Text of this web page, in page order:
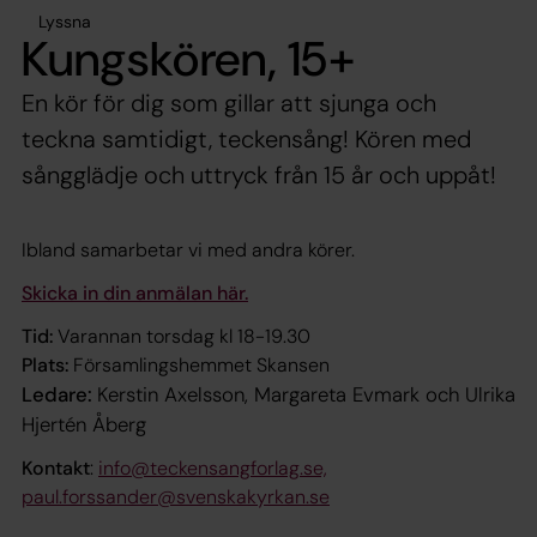
Lyssna
Kungskören, 15+
En kör för dig som gillar att sjunga och
teckna samtidigt, teckensång! Kören med
sångglädje och uttryck från 15 år och uppåt!
Ibland samarbetar vi med andra körer.
Skicka in din anmälan här.
Tid: Varannan torsdag kl 18-19.30
Plats: Församlingshemmet Skansen
Ledare: Kerstin Axelsson, Margareta Evmark och Ulrika
Hjertén Åberg
Kontakt: info@teckensangforlag.se,
paul.forssander@svenskakyrkan.se